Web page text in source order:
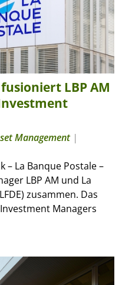
LBP AM
Management|
– La Banque Postale –
LBP AM und La
zusammen. Das
Managers